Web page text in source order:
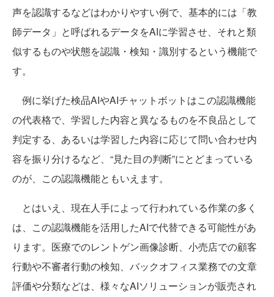
声を認識するなどはわかりやすい例で、基本的には「教
師データ」と呼ばれるデータをAIに学習させ、それと類
似するものや状態を認識・検知・識別するという機能で
す。
例に挙げた検品AIやAIチャットボットはこの認識機能
の代表格で、学習した内容と異なるものを不良品として
判定する、あるいは学習した内容に応じて問い合わせ内
容を振り分けるなど、“見た目の判断”にとどまっている
のが、この認識機能ともいえます。
とはいえ、現在人手によって行われている作業の多く
は、この認識機能を活用したAIで代替できる可能性があ
ります。医療でのレントゲン画像診断、小売店での顧客
行動や不審者行動の検知、バックオフィス業務での文章
評価や分類などは、様々なAIソリューションが販売され